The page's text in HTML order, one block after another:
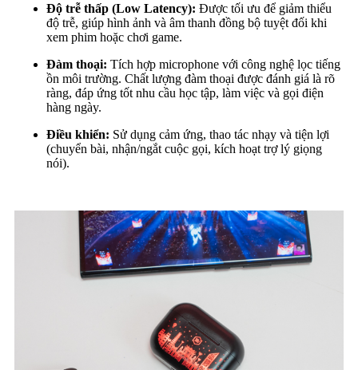
Độ trễ thấp (Low Latency): Được tối ưu để giảm thiểu
độ trễ, giúp hình ảnh và âm thanh đồng bộ tuyệt đối khi
xem phim hoặc chơi game.
Đàm thoại: Tích hợp microphone với công nghệ lọc tiếng
ồn môi trường. Chất lượng đàm thoại được đánh giá là rõ
ràng, đáp ứng tốt nhu cầu học tập, làm việc và gọi điện
hàng ngày.
Điều khiển: Sử dụng cảm ứng, thao tác nhạy và tiện lợi
(chuyển bài, nhận/ngắt cuộc gọi, kích hoạt trợ lý giọng
nói).